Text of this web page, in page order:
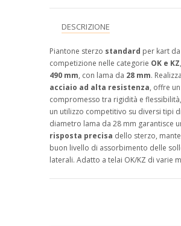
DESCRIZIONE
Piantone sterzo standard per kart da
competizione nelle categorie OK e KZ
490 mm, con lama da 28 mm.
acciaio ad alta resistenza, offre
compromesso tra rigidità e
un utilizzo competitivo su diversi tipi
diametro lama da 28 mm garantisce
risposta precisa dello sterzo,
buon livello di assorbimento delle
laterali. Adatto a telai OK/KZ di varie